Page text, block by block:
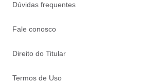
Dúvidas frequentes
Fale conosco
Direito do Titular
Termos de Uso